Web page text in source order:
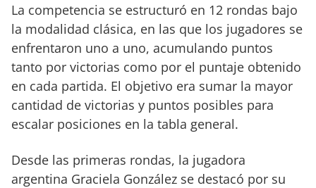
La competencia se estructuró en 12 rondas bajo
la modalidad clásica, en las que los jugadores se
enfrentaron uno a uno, acumulando puntos
tanto por victorias como por el puntaje obtenido
en cada partida. El objetivo era sumar la mayor
cantidad de victorias y puntos posibles para
escalar posiciones en la tabla general.
Desde las primeras rondas, la jugadora
argentina Graciela González se destacó por su